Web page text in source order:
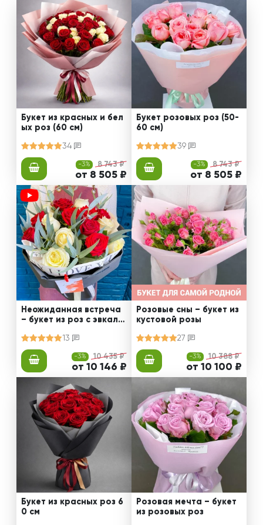
Букет из красных и бел
ых роз (60 см)
34
-3% 8 743 ₽
от 8 505 ₽
Букет розовых роз (50-
60 см)
39
-3% 8 743 ₽
от 8 505 ₽
Неожиданная встреча
– букет из роз с эвкали
13
-3% 10 435 ₽
от 10 146 ₽
Розовые сны – букет из
кустовой розы
27
-3% 10 388 ₽
от 10 100 ₽
Букет из красных роз 6
0 см
Розовая мечта – букет
из розовых роз